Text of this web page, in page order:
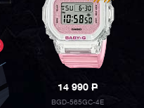
14 990P
BGD-565GC-4E